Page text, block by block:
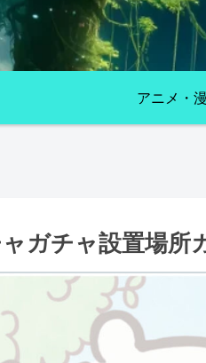
アニメ・
ガチャ設置場所